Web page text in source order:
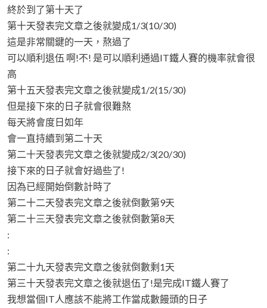
終於到了第十天了
第十天發表完文章之後就變成1/3(10/30)
這是非常關鍵的一天，熬過了
可以順利退伍 啊!不! 是可以順利通過IT鐵人賽的機率就會很
高
第十五天發表完文章之後就變成1/2(15/30)
但是接下來的日子就會很難熬
每天將會度日如年
會一直持續到第二十天
第二十天發表完文章之後就變成2/3(20/30)
接下來的日子就會好過些了!
因為已經開始倒數計時了
第二十二天發表完文章之後就倒數第9天
第二十三天發表完文章之後就倒數第8天
:
:
第二十九天發表完文章之後就倒數剩1天
第三十天發表完文章之後就退伍了!是完成IT鐵人賽了
我想當個IT人應該不能將工作當成數饅頭的日子